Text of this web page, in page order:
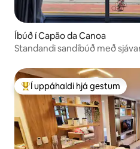
Íbúð í Capão da Canoa
Standandi sandíbúð með
Í mestu uppáhaldi hjá gestum
Í uppáhaldi hjá gestum